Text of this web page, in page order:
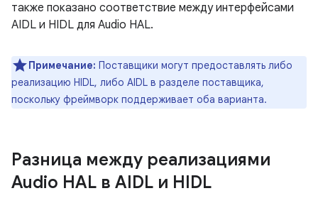
также показано соответствие между интерфейсами
AIDL и HIDL для Audio HAL.
Примечание: Поставщики могут предоставлять либо
реализацию HIDL, либо AIDL в разделе поставщика,
поскольку фреймворк поддерживает оба варианта.
Разница между реализациями
Audio HAL в AIDL и HIDL